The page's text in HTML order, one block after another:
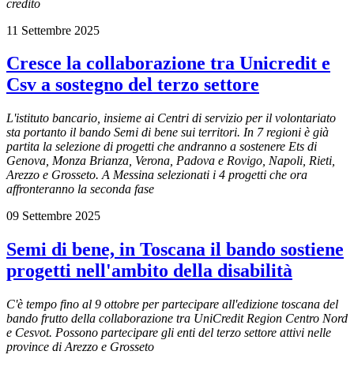
credito
11 Settembre 2025
Cresce la collaborazione tra Unicredit e
Csv a sostegno del terzo settore
L'istituto bancario, insieme ai Centri di servizio per il volontariato
sta portanto il bando Semi di bene sui territori. In 7 regioni è già
partita la selezione di progetti che andranno a sostenere Ets di
Genova, Monza Brianza, Verona, Padova e Rovigo, Napoli, Rieti,
Arezzo e Grosseto. A Messina selezionati i 4 progetti che ora
affronteranno la seconda fase
09 Settembre 2025
Semi di bene, in Toscana il bando sostiene
progetti nell'ambito della disabilità
C'è tempo fino al 9 ottobre per partecipare all'edizione toscana del
bando frutto della collaborazione tra UniCredit Region Centro Nord
e Cesvot. Possono partecipare gli enti del terzo settore attivi nelle
province di Arezzo e Grosseto